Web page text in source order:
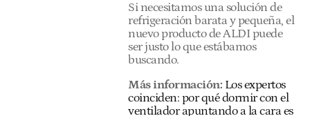
Si necesitamos una solución de
refrigeración barata y pequeña, el
nuevo producto de ALDI puede
ser justo lo que estábamos
buscando.
Más información: Los expertos
coinciden: por qué dormir con el
ventilador apuntando a la cara es